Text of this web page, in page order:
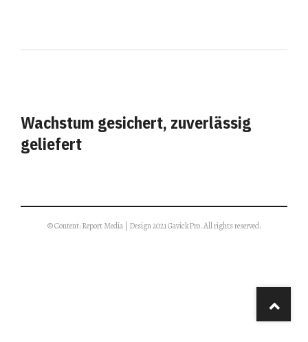
Wachstum gesichert, zuverlässig
geliefert
© Content: Report Media | Design 2021 GavickPro. All rights reserved.